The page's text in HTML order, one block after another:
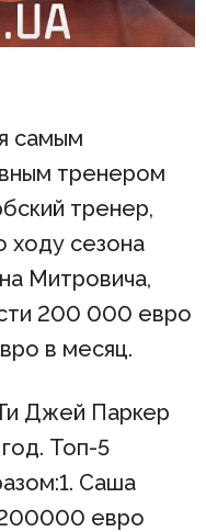
самым
тренером
тренер,
ходу сезона
Митровича,
200 000 евро
в месяц.
Джей Паркер
Топ-5
Саша
евро